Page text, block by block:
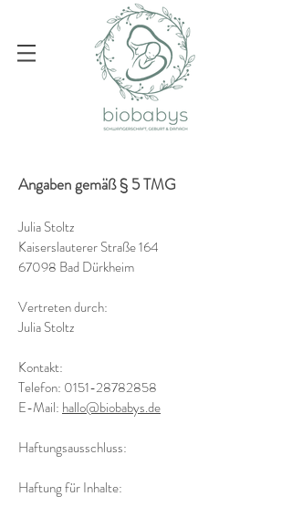
Angaben gemäß § 5 TMG
Julia Stoltz
Kaiserslauterer Straße 164
67098 Bad Dürkheim
Vertreten durch:
Julia Stoltz
Kontakt:
Telefon: 0151-28782858
E-Mail: hallo@biobabys.de
Haftungsausschluss:
Haftung für Inhalte: